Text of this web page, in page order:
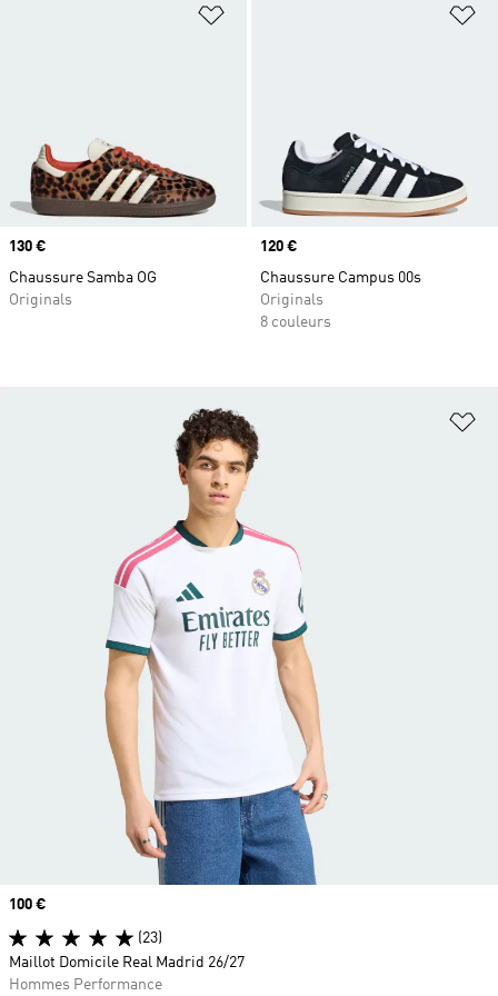
Ajouter à la Liste de produits
Prix
130 €
Chaussure Samba OG
Originals
Prix
120 €
Chaussure Campus 00s
Originals
8 couleurs
Prix
100 €
(23)
Maillot Domicile Real Madrid 26/27
Hommes Performance